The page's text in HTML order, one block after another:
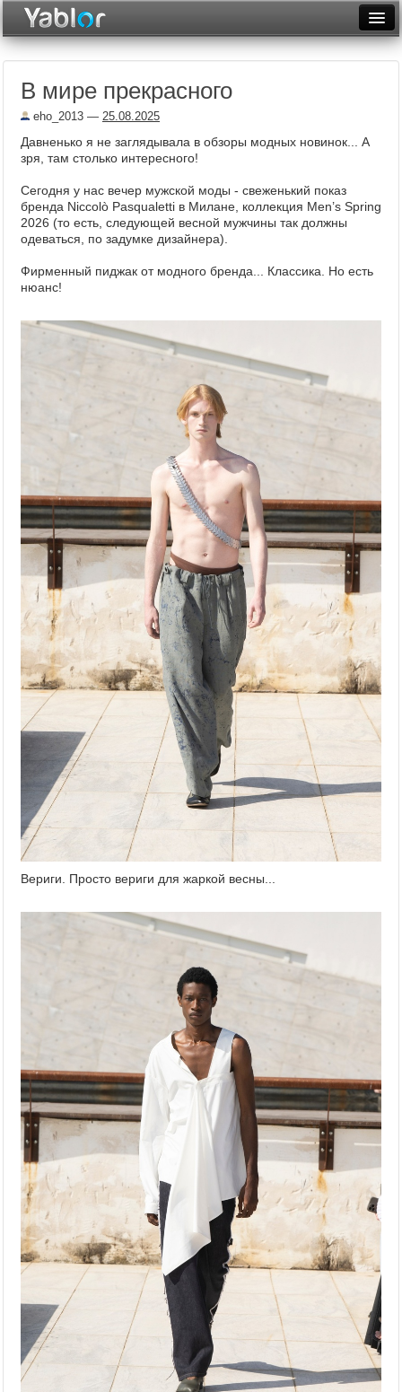
Неделя
Рейтинги
Архив
Фототоп
Видеотоп
В мире прекрасного
eho_2013 — 25.08.2025
Давненько я не заглядывала в обзоры модных новинок... А
зря, там столько интересного!
Сегодня у нас вечер мужской моды - свеженький показ
бренда Niccolò Pasqualetti в Милане, коллекция Men’s Spring
2026 (то есть, следующей весной мужчины так должны
одеваться, по задумке дизайнера).
Фирменный пиджак от модного бренда... Классика. Но есть
нюанс!
Вериги. Просто вериги для жаркой весны...